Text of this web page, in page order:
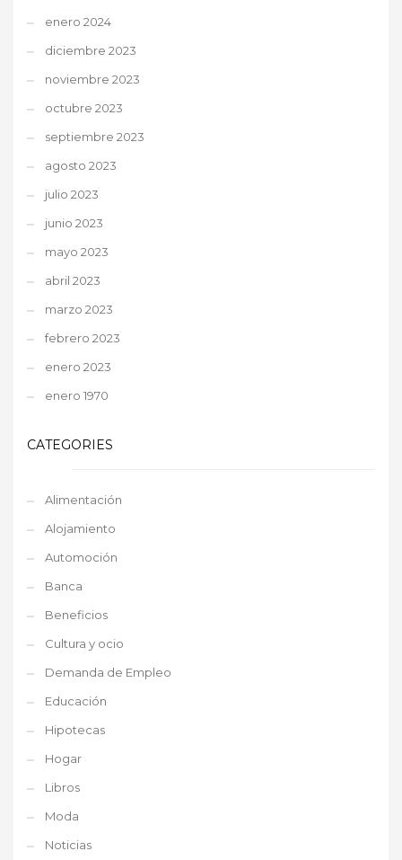
enero 2024
diciembre 2023
noviembre 2023
octubre 2023
septiembre 2023
agosto 2023
julio 2023
junio 2023
mayo 2023
abril 2023
marzo 2023
febrero 2023
enero 2023
enero 1970
CATEGORIES
Alimentación
Alojamiento
Automoción
Banca
Beneficios
Cultura y ocio
Demanda de Empleo
Educación
Hipotecas
Hogar
Libros
Moda
Noticias